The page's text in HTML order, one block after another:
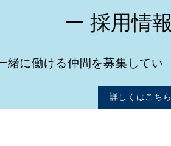
ー 採用情報
緒に働ける仲間を募集してい
詳しくはこちら